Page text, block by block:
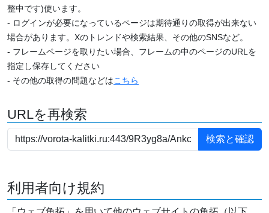
整中です)使います。
- ログインが必要になっているページは期待通りの取得が出来ない
場合があります。Xのトレンドや検索結果、その他のSNSなど。
- フレームページを取りたい場合、フレームの中のページのURLを
指定し保存してください
- その他の取得の問題などはこちら
URLを再検索
利用者向け規約